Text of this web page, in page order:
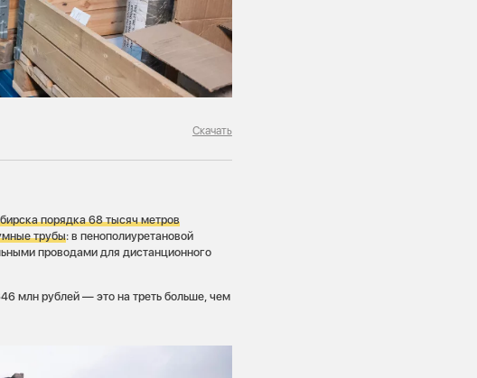
Скачать
порядка 68 тысяч метров
трубы: в пенополиуретановой
проводами для дистанционного
млн рублей — это на треть больше, чем